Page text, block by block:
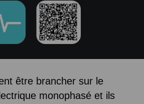
être brancher sur le
monophasé et ils